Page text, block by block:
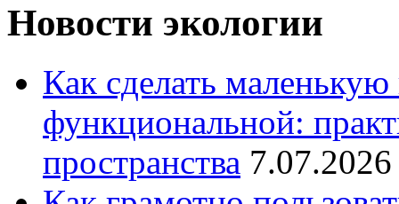
Новости экологии
Как сделать
функциональной:
пространства